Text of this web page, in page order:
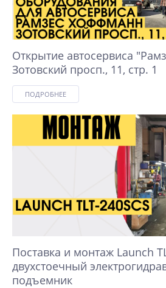
Открытие автосервиса
Зотовский просп., 11, стр. 1
ПОДРОБНЕЕ
Поставка и монтаж Launch
двухстоечный
подъемник